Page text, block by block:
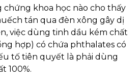
chứng khoa học nào cho thấy
tán qua đèn xông gây dị
việc dùng tinh dầu kém chất
hợp) có chứa phthalates có
tố tiên quyết là phải dùng
100%.